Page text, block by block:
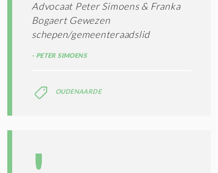
Advocaat Peter Simoens & Franka
Bogaert Gewezen
schepen/gemeenteraadslid
PETER SIMOENS
OUDENAARDE